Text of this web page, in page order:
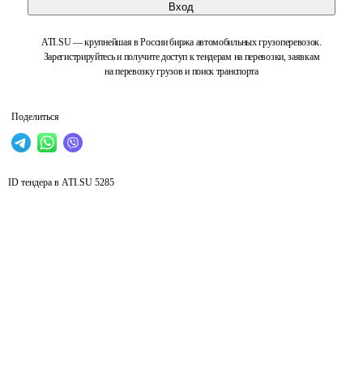
Вход
ATI.SU — крупнейшая в России биржа автомобильных грузоперевозок.
Зарегистрируйтесь и получите доступ к тендерам на перевозки, заявкам
на перевозку грузов и поиск транспорта
Поделиться
ID тендера в ATI.SU 5285